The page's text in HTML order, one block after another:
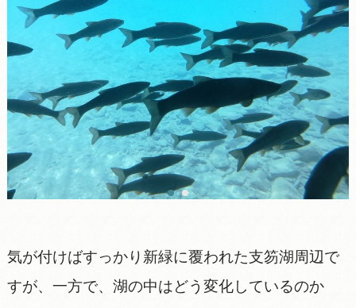
気が付けばすっかり新緑に覆われた支笏湖周辺で
すが、一方で、湖の中はどう変化しているのか